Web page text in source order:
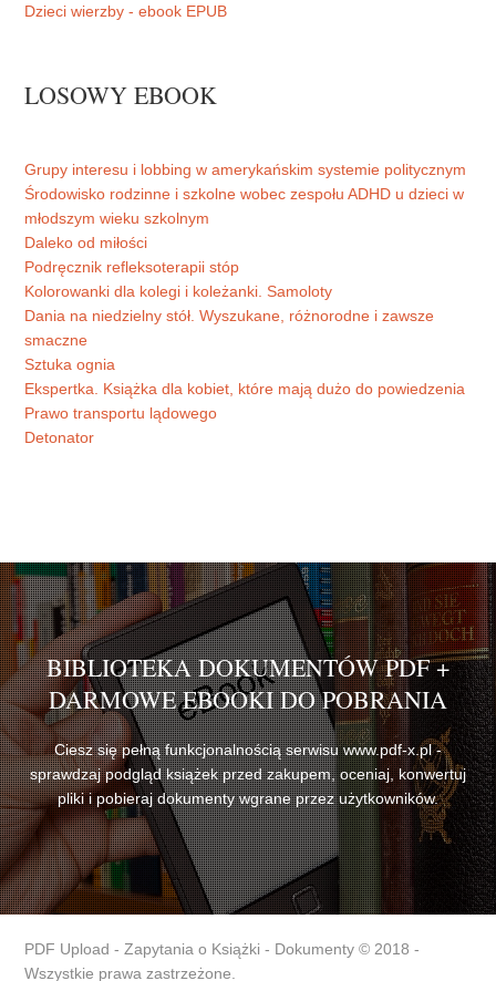
Dzieci wierzby - ebook EPUB
LOSOWY EBOOK
Grupy interesu i lobbing w amerykańskim systemie politycznym
Środowisko rodzinne i szkolne wobec zespołu ADHD u dzieci w
młodszym wieku szkolnym
Daleko od miłości
Podręcznik refleksoterapii stóp
Kolorowanki dla kolegi i koleżanki. Samoloty
Dania na niedzielny stół. Wyszukane, różnorodne i zawsze
smaczne
Sztuka ognia
Ekspertka. Książka dla kobiet, które mają dużo do powiedzenia
Prawo transportu lądowego
Detonator
BIBLIOTEKA DOKUMENTÓW PDF +
DARMOWE EBOOKI DO POBRANIA
Ciesz się pełną funkcjonalnością serwisu www.pdf-x.pl -
sprawdzaj podgląd książek przed zakupem, oceniaj, konwertuj
pliki i pobieraj dokumenty wgrane przez użytkowników.
PDF Upload - Zapytania o Książki - Dokumenty © 2018 -
Wszystkie prawa zastrzeżone.